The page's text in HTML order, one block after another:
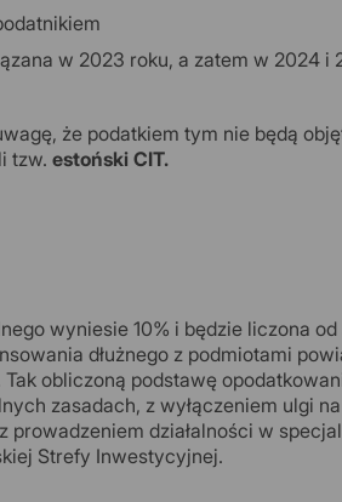
w 2023 roku, a zatem w 2024 i
że podatkiem tym nie będą
tzw. estoński CIT.
wyniesie 10% i będzie liczona
dłużnego z podmiotami
obliczoną podstawę
zasadach, z wyłączeniem ulgi
prowadzeniem działalności w
Strefy Inwestycyjnej.